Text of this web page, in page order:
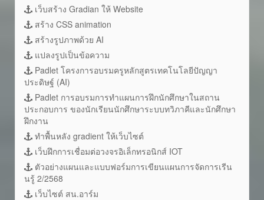
เว็บสร้าง Gradian ให้ Website
สร้าง CSS animation
สร้างรูปภาพด้วย AI
แปลงรูปเป็นข้อความ
Padlet โครงการอบรมครูหลักสูตรเทคโนโลยีปัญญา
ประดิษฐ์ (AI)
Padlet การอบรมการทำแผนการฝึกนักศึกษาในสถาน
ประกอบการ ของนักเรียนนักศึกษาระบบทวิภาคีและนักศึกษา
ฝึกงาน
ทำพื้นหลัง gradient ให้เว็บไซต์
เว็บฝึกการเชื่อมต่อวงจรอิเล็กทรอนิกส์ IOT
ตัวอย่างแผนและแบบฟอร์มการเขียนแผนการจัดการเรีน
นรู้ 2/2568
เว็บไซต์ สน.อาร์ม